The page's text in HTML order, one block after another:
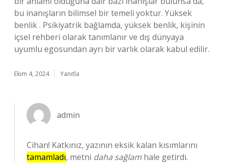
bu inanışların bilimsel bir temeli yoktur. Yüksek
benlik . Psikiyatrik bağlamda, yüksek benlik, kişinin
içsel rehberi olarak tanımlanır ve dış dünyaya
uyumlu egosundan ayrı bir varlık olarak kabul edilir.
Ekim 4, 2024 Yanıtla
admin
Cihan! Katkınız, yazının eksik kalan kısımlarını
tamamladı, metni daha sağlam hale getirdi.